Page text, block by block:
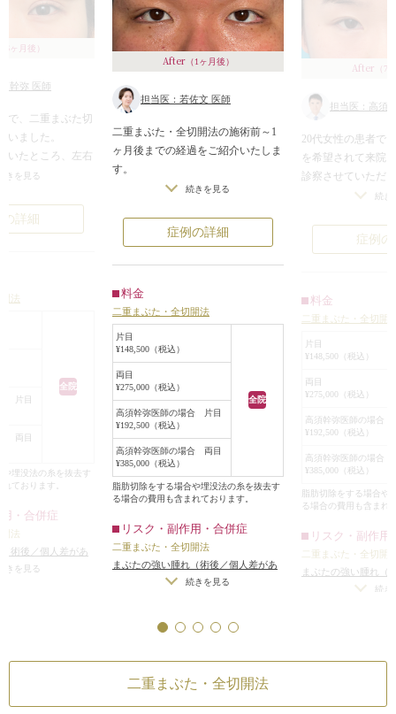
6ヶ月後）
幹弥 医師
で、二重まぶた切
いました。
いたところ、左右
い二重のラインが
た。
希望されておら
に行い、蒙古ひだ
乗り越える幅広い
きを見る
詳細
法
全院
片目
両目
埋没法の糸を抜去す
ております。
・合併症
法
術後／個人差があ
術後）/
きを見る
After（1ヶ月後）
担当医：若佐文 医師
二重まぶた・全切開法の施術前～1
ヶ月後までの経過をご紹介いたしま
す。
元々かなり重たい一重まぶたでした
ンを作ったことで目の開きがかなり
良くなりました。
印象も柔らかくなりました。
・まぶたの皮膚が厚い
・目を開ける力が弱い
・過去に埋没法で元に戻ってしまっ
た方 など
お悩みに合わせたご提案をさせてい
ただきます。
まずはカウンセリングにお越しくだ
さい。
続きを見る
症例の詳細
料金
二重まぶた・全切開法
片目
¥148,500（税込）
全院
両目
¥275,000（税込）
高須幹弥医師の場合 片目
¥192,500（税込）
高須幹弥医師の場合 両目
¥385,000（税込）
脂肪切除をする場合や埋没法の糸を抜去す
る場合の費用も含まれております。
リスク・副作用・合併症
二重まぶた・全切開法
まぶたの強い腫れ（術後／個人差があ
内出血（術後）/
/仕上がりのわずかな左右差
いことがある
/二重のラインの癒着が
続きを見る
After （7
担当医：高須
20代女性の患者で
を希望されて来院
診察させていただ
共に狭い二重のラ
患者様は、自分の
二重にしたいとい
インの下の皮膚が
つ毛の生え際に二
皮膚が被さらない
際が見えました。
黒目が最も大きく
な目にもならなか
インで二重を作る
た。
このラインは、埋
も可能ですが、患
は糸が緩んで、い
まうので、切開法
うご希望だったの
ことになりました。
手術は二重まぶた
て、2cm程度の切
せんでした。
続き
症例
料金
二重まぶた・全切開
片目
¥148,500（税込）
両目
¥275,000（税込）
高須幹弥医師の場合
¥192,500（税込）
高須幹弥医師の場合
¥385,000（税込）
脂肪切除をする場合や
る場合の費用も含まれ
リスク・副作用
二重まぶた・全切開
まぶたの強い腫れ（
内出血（
とれる可能性/手術
続き
二重まぶた・全切開法